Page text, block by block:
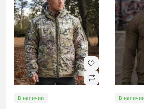
В наличии В наличии